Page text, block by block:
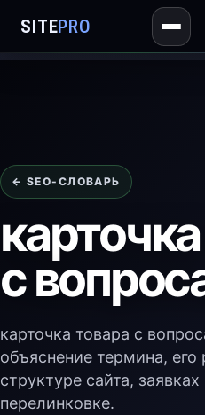
SITEPRO
← SEO-СЛОВАРЬ
с
карточка товара с
объяснение термина, его
структуре сайта,
перелинковке.